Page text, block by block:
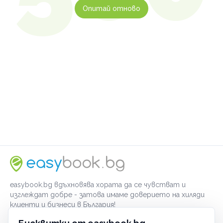
Опитай отново
easybook.bg вдъхновява хората да се чувстват и
изглеждат добре - затова имаме доверието на хиляди
клиенти и бизнеси в България!